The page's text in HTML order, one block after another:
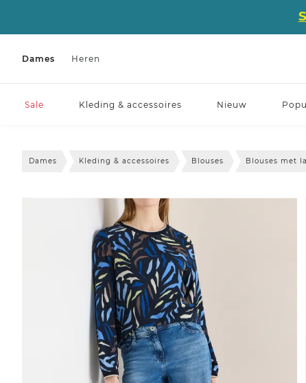
Dames Heren
Sale Kleding & accessoires Nieuw
Dames Kleding & accessoires Blouses Blouses met